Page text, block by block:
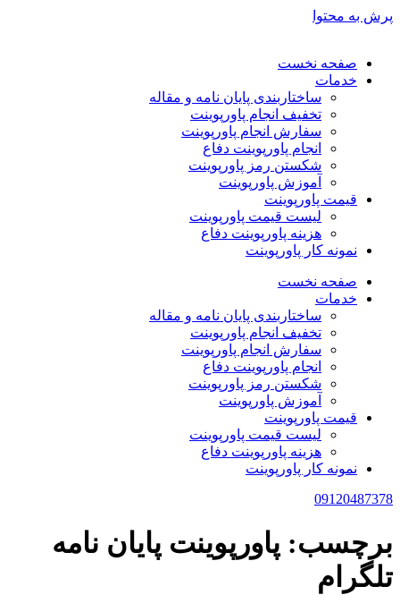
پرش به محتوا
صفحه نخست
خدمات
ساختاربندی پایان نامه و مقاله
تخفیف انجام پاورپوینت
سفارش انجام پاورپوینت
انجام پاورپوینت دفاع
شکستن رمز پاورپوینت
آموزش پاورپوینت
قیمت پاورپوینت
لیست قیمت پاورپوینت
هزینه پاورپوینت دفاع
نمونه کار پاورپوینت
صفحه نخست
خدمات
ساختاربندی پایان نامه و مقاله
تخفیف انجام پاورپوینت
سفارش انجام پاورپوینت
انجام پاورپوینت دفاع
شکستن رمز پاورپوینت
آموزش پاورپوینت
قیمت پاورپوینت
لیست قیمت پاورپوینت
هزینه پاورپوینت دفاع
نمونه کار پاورپوینت
09120487378
برچسب: پاورپوینت پایان نامه
تلگرام